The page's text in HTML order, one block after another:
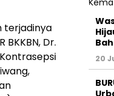
terjadinya
Dr.
20